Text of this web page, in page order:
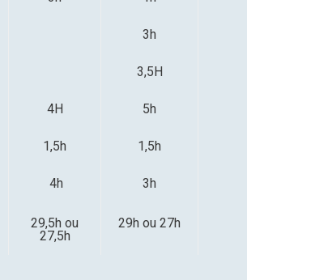
3h
3,5H
4H 5h
1,5h 1,5h
4h 3h
29,5h ou
27,5h
29h ou 27h